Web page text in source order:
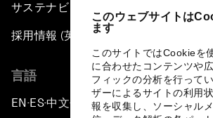
このウェブサイトは
ます
このサイトではCookieを
に合わせたコンテンツや
フィックの分析を行って
ザーによるサイトの利用
報を収集し、ソーシャル
サステナビリティへの取り組み
採用情報 (英語のみ)
言語
EN ▪ES▪中文▪ 日本語